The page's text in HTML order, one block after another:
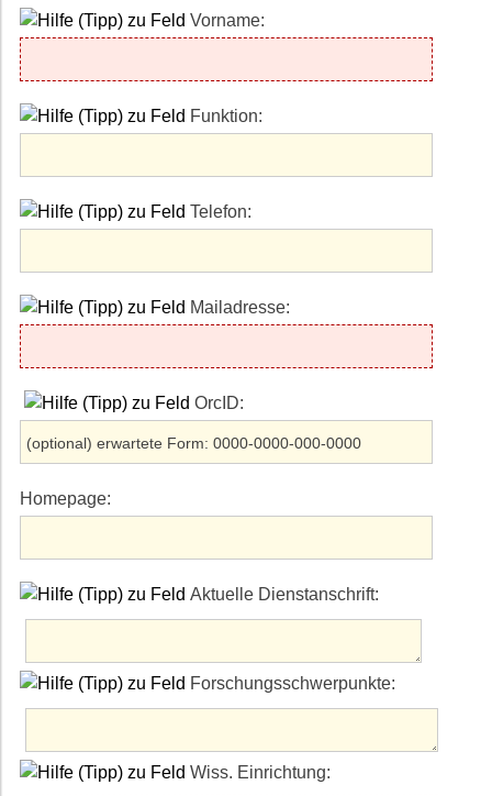
Vorname:
Funktion:
Telefon:
Mailadresse:
OrcID:
Homepage:
Aktuelle Dienstanschrift:
Forschungsschwerpunkte:
Wiss. Einrichtung: